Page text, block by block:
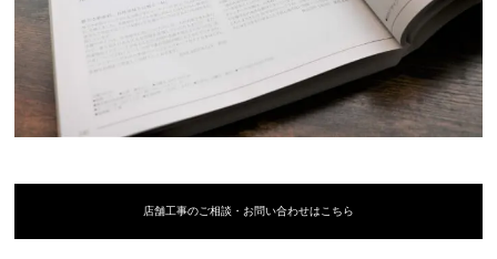
店舗工事のご相談・お問い合わせはこちら